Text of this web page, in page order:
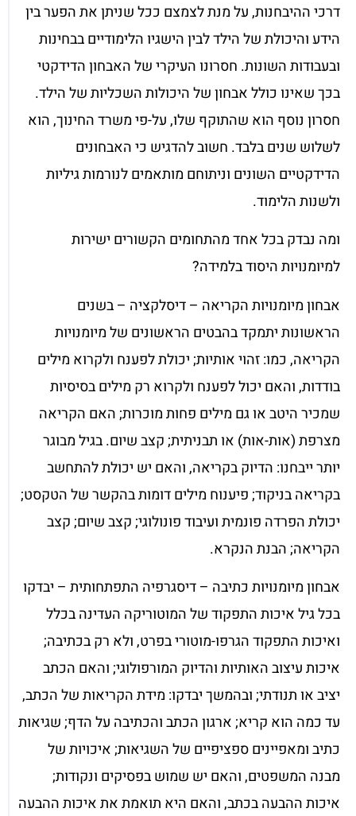
דרכי ההיבחנות, על מנת לצמצם ככל שניתן את הפער בין
הידע והיכולת של הילד לבין הישגיו הלימודיים בבחינות
ובעבודות השונות. חסרונו העיקרי של האבחון הדידקטי
בכך שאינו כולל אבחון של היכולות השכליות של הילד.
חסרון נוסף הוא שהתוקף שלו, על-פי משרד החינוך, הוא
לשלוש שנים בלבד. חשוב להדגיש כי האבחונים
הדידקטיים השונים וניתוחם מותאמים לנורמות גיליות
ולשנות הלימוד.
ומה נבדק בכל אחד מהתחומים הקשורים ישירות
למיומנויות היסוד בלמידה?
אבחון מיומנויות הקריאה – דיסלקציה – בשנים
הראשונות יתמקד בהבטים הראשונים של מיומנויות
הקריאה, כמו: זהוי אותיות; יכולת לפענח ולקרוא מילים
בודדות, והאם יכול לפענח ולקרוא רק מילים בסיסיות
שמכיר היטב או גם מילים פחות מוכרות; האם הקריאה
מצרפת (אות-אות) או תבניתית; קצב שיום. בגיל מבוגר
יותר ייבחנו: הדיוק בקריאה, והאם יש יכולת להתחשב
בקריאה בניקוד; פיענוח מילים דומות בהקשר של הטקסט;
יכולת הפרדה פונמית ועיבוד פונולוגי; קצב שיום; קצב
הקריאה; הבנת הנקרא.
אבחון מיומנויות כתיבה – דיסגרפיה התפתחותית – יבדקו
בכל גיל איכות התפקוד של המוטוריקה העדינה בכלל
ואיכות התפקוד הגרפו-מוטורי בפרט, ולא רק בכתיבה;
איכות עיצוב האותיות והדיוק המורפולוגי; והאם הכתב
יציב או תנודתי; ובהמשך יבדקו: מידת הקריאות של הכתב,
עד כמה הוא קריא; ארגון הכתב והכתיבה על הדף; שגיאות
כתיב ומאפיינים ספציפיים של השגיאות; איכויות של
מבנה המשפטים, והאם יש שמוש בפסיקים ונקודות;
איכות ההבעה בכתב, והאם היא תואמת את איכות ההבעה